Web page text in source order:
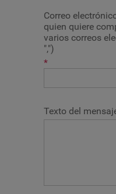
Correo
quien quiere
varios correos
",")
*
Texto del